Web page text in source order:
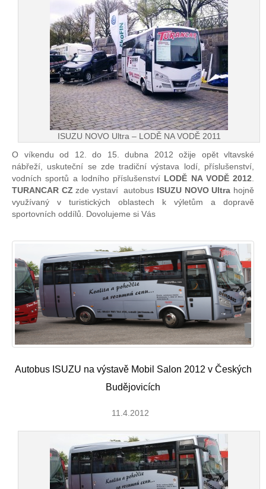
ISUZU NOVO Ultra – LODĚ NA VODĚ 2011
O víkendu od 12. do 15. dubna 2012 ožije opět vltavské
nábřeží, uskuteční se zde tradiční výstava lodí, příslušenství,
vodních sportů a lodního příslušenství LODĚ NA VODĚ 2012.
TURANCAR CZzde vystaví autobus ISUZU NOVO Ultra hojně
využívaný v turistických oblastech k výletům a dopravě
sportovních oddílů. Dovolujeme si Vás
Autobus ISUZU na výstavě Mobil Salon 2012 v Českých
Budějovicích
11.4.2012